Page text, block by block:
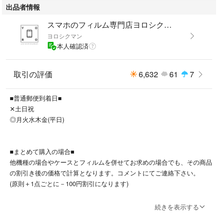
せ持った素材です。
●触り心地サラサラ
●マット加工(艶なし)
●黒色
●ストラップホール付き
─────内容物─────
─────注意事項─────
・発送方法は普通郵便になります。(発送から2～7日でお届け。また、GW
出品者情報
スマホのフィルム専門店ヨロシクマン
ヨロシクマン
本人確認済
取引の評価 6,632 61 7
■普通郵便到着日■
‪✕‬土日祝
◎月火水木金(平日)
■まとめて購入の場合■
他機種の場合やケースとフィルムを併せてお求めの場合でも、その商品
の割引き後の価格で計算となります。コメントにてご連絡下さい。
(原則＋1点ごとに－100円割引になります)
続きを表示する